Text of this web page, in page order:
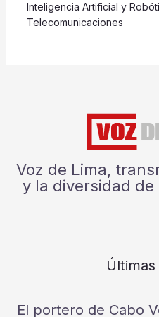
Inteligencia Artificial y
Telecomunicaciones
Voz de Lima,
y la diversidad
El portero de Cabo